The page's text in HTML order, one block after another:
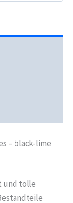
– black-lime
und tolle